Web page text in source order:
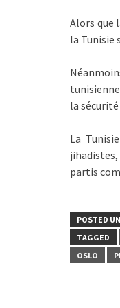
Alors que
la Tunisie
la
La
partis
POSTED
TAGGED
OSLO